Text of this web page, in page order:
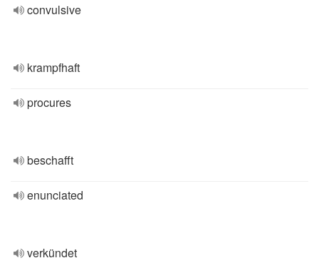
convulsive
krampfhaft
procures
beschafft
enunciated
verkündet